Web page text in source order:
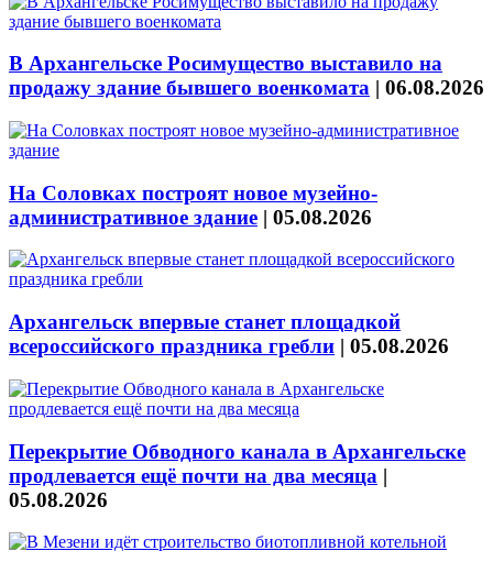
В Архангельске Росимущество выставило на
продажу здание бывшего военкомата | 06.08.2026
На Соловках построят новое музейно-
административное здание | 05.08.2026
Архангельск впервые станет площадкой
всероссийского праздника гребли | 05.08.2026
Перекрытие Обводного канала в Архангельске
продлевается ещё почти на два месяца |
05.08.2026